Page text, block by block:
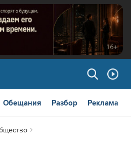
Обещания Разбор Реклама